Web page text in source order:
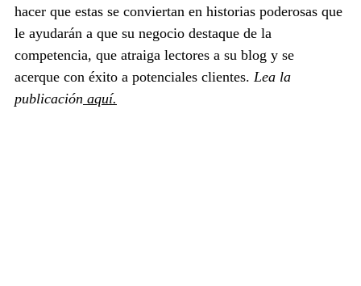
hacer que estas se conviertan en historias poderosas que
le ayudarán a que su negocio destaque de la
competencia, que atraiga lectores a su blog y se
acerque con éxito a potenciales clientes. Lea la
publicación aquí.